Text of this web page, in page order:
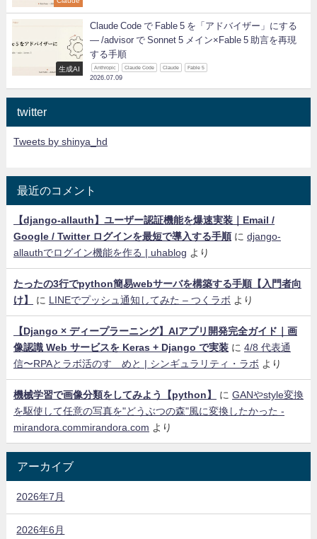
生成AI
Claude Code で Fable 5 を「アドバイザー」にする
— /advisor で Sonnet 5 メイン×Fable 5 助言を再現
する手順
Anthropic Claude Code Claude Fable 5
2026.07.09
twitter
Tweets by shinya_hd
最近のコメント
【django-allauth】ユーザー認証機能を爆速実装｜Email /
Google / Twitter ログインを最短で導入する手順に django-
allauthでログイン機能を作る | uhablog より
たったの3行でpython簡易webサーバを構築する手順【入門者向
け】
に LINEでプッシュ通知してみた – つくラボ より
【Django × ディープラーニング】AIアプリ開発完全ガイド｜画
像認識 Web サービスを Keras + Django で実装 に 4/8 代表通
信〜RPAとラボ活のすゝめと | シンギュラリティ・ラボ より
機械学習で画像分類をしてみよう【python】 に GANやstyle変換
を駆使して任意の写真を"どうぶつの森"風に変換したかった -
mirandora.commirandora.com より
アーカイブ
2026年7月
2026年6月